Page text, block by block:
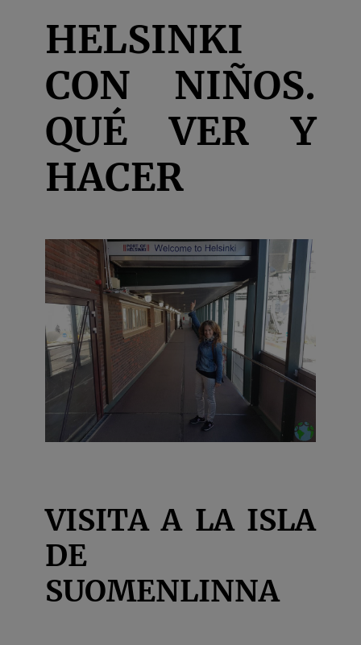
HELSINKI
CON NIÑOS.
QUÉ VER Y
HACER
VISITA A LA ISLA
DE
SUOMENLINNA